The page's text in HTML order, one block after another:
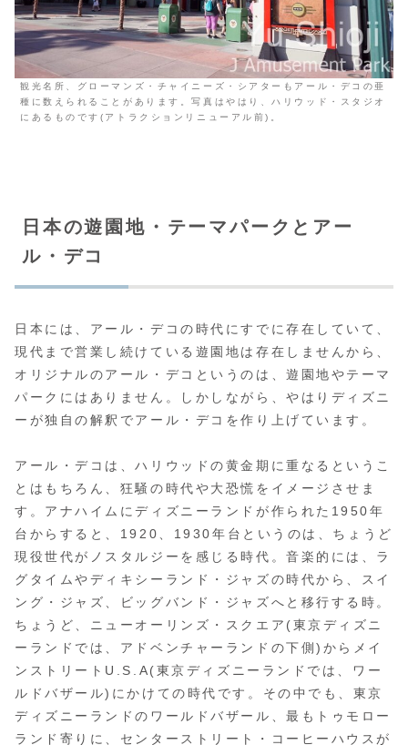
観光名所、グローマンズ・チャイニーズ・シアターもアール・デコの亜
種に数えられることがあります。写真はやはり、ハリウッド・スタジオ
にあるものです(アトラクションリニューアル前)。
日本の遊園地・テーマパークとアー
ル・デコ
日本には、アール・デコの時代にすでに存在していて、
現代まで営業し続けている遊園地は存在しませんから、
オリジナルのアール・デコというのは、遊園地やテーマ
パークにはありません。しかしながら、やはりディズニ
ーが独自の解釈でアール・デコを作り上げています。
アール・デコは、ハリウッドの黄金期に重なるというこ
とはもちろん、狂騒の時代や大恐慌をイメージさせま
す。アナハイムにディズニーランドが作られた1950年
台からすると、1920、1930年台というのは、ちょうど
現役世代がノスタルジーを感じる時代。音楽的には、ラ
グタイムやディキシーランド・ジャズの時代から、スイ
ング・ジャズ、ビッグバンド・ジャズへと移行する時。
ちょうど、ニューオーリンズ・スクエア(東京ディズニ
ーランドでは、アドベンチャーランドの下側)からメイ
ンストリートU.S.A(東京ディズニーランドでは、ワー
ルドバザール)にかけての時代です。その中でも、東京
ディズニーランドのワールドバザール、最もトゥモロー
ランド寄りに、センターストリート・コーヒーハウスが